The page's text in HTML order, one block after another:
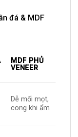
đá & MDF
MDF PHỦ
VENEER
Dễ mối mọt,
cong khi ẩm